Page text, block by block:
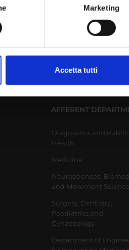
di qualche metro,Marketing
Accetta tutti
AFFERENT
Diagnostics and Public
Health
Medicine
Neurosciences,
and Movement
Surgery, Dentistry,
Paediatrics and
Gynaecology
Department of